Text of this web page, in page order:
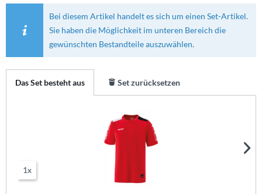
Bei diesem Artikel handelt es sich um einen Set-Artikel.
Sie haben die Möglichkeit im unteren Bereich die
gewünschten Bestandteile auszuwählen.
Das Set besteht aus Set zurücksetzen
1x